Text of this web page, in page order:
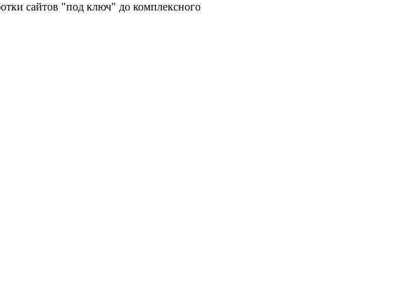
сайтов "под ключ" до комплексного